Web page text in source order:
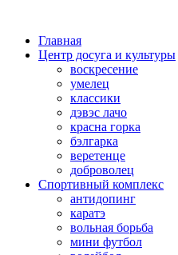
Главная
Центр досуга и культуры
воскресение
умелец
классики
дэвэс лачо
красна горка
бэлгарка
веретенце
доброволец
Спортивный комплекс
антидопинг
каратэ
вольная борьба
мини футбол